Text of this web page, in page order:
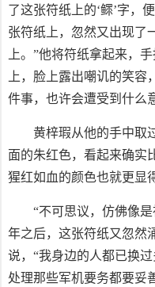
了这张符纸上的‘鳏’字，
张符纸上，忽然又出现了
上。”他将符纸拿起来，
上，脸上露出嘲讥的笑
件事，也许会遭受到什么
黄梓瑕从他的手中取
面的朱红色，看起来确实
猩红如血的颜色也就更显
“不可思议，仿佛像
年之后，这张符纸又忽然
说，“我身边的人都已换
处理那些军机要务都要妥